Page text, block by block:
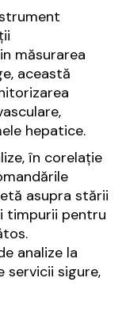
măsurarea
această
hepatice.
în corelație
asupra stării
timpurii pentru
analize la
servicii sigure,